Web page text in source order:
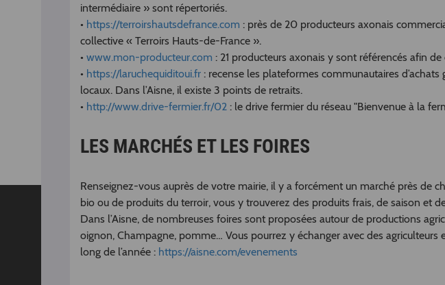
intermédiaire » sont répertoriés.
• https://terroirshautsdefrance.com : près de 20 producteurs axonais
collective « Terroirs Hauts-de-France ».
• www.mon-producteur.com : 21 producteurs axonais y sont référencés afin
• https://laruchequiditoui.fr : recense les plateformes communautaires
locaux. Dans l’Aisne, il existe 3 points de retraits.
• http://www.drive-fermier.fr/02 : le drive fermier du réseau "Bienvenue à la
LES MARCHÉS ET LES FOIRES
Renseignez-vous auprès de votre mairie, il y a forcément un marché près de
bio ou de produits du terroir, vous y trouverez des produits frais, de saison et
Dans l’Aisne, de nombreuses foires sont proposées autour de productions
oignon, Champagne, pomme… Vous pourrez y échanger avec des
long de l’année : https://aisne.com/evenements